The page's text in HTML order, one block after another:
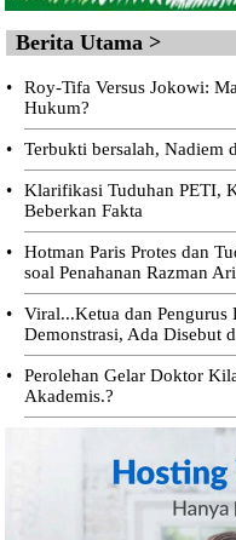
Berita Utama >
•
Roy-Tifa Versus Jokowi:
Hukum?
• Terbukti bersalah, Nadiem
•
Klarifikasi Tuduhan PETI,
Beberkan Fakta
•
Hotman Paris Protes dan
soal Penahanan Razman
•
Viral...Ketua dan
Demonstrasi, Ada Disebut
•
Perolehan Gelar Doktor
Akademis.?